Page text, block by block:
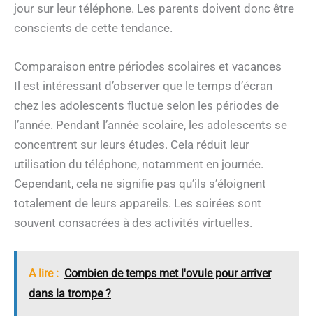
jour sur leur téléphone. Les parents doivent donc être
conscients de cette tendance.
Comparaison entre périodes scolaires et vacances
Il est intéressant d’observer que le temps d’écran
chez les adolescents fluctue selon les périodes de
l’année. Pendant l’année scolaire, les adolescents se
concentrent sur leurs études. Cela réduit leur
utilisation du téléphone, notamment en journée.
Cependant, cela ne signifie pas qu’ils s’éloignent
totalement de leurs appareils. Les soirées sont
souvent consacrées à des activités virtuelles.
A lire : Combien de temps met l'ovule pour arriver
dans la trompe ?